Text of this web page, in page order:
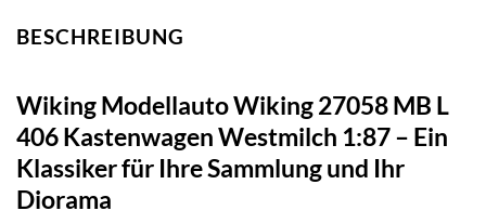
BESCHREIBUNG
Wiking Modellauto Wiking 27058 MB L
406 Kastenwagen Westmilch 1:87 – Ein
Klassiker für Ihre Sammlung und Ihr
Diorama